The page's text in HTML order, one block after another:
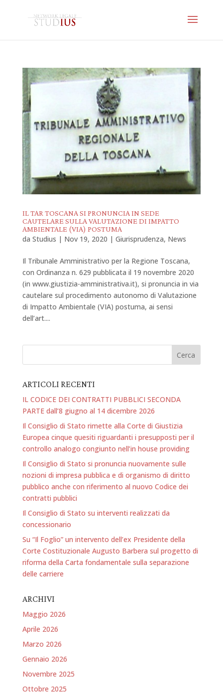
IL TAR TOSCANA SI PRONUNCIA IN SEDE
CAUTELARE SULLA VALUTAZIONE DI IMPATTO
AMBIENTALE (VIA) POSTUMA
da Studius | Nov 19, 2020 | Giurisprudenza, News
Il Tribunale Amministrativo per la Regione Toscana,
con Ordinanza n. 629 pubblicata il 19 novembre 2020
(in www.giustizia-amministrativa.it), si pronuncia in via
cautelare sul procedimento autonomo di Valutazione
di Impatto Ambientale (VIA) postuma, ai sensi
dell’art....
ARTICOLI RECENTI
IL CODICE DEI CONTRATTI PUBBLICI SECONDA
PARTE dall’8 giugno al 14 dicembre 2026
Il Consiglio di Stato rimette alla Corte di Giustizia
Europea cinque quesiti riguardanti i presupposti per il
controllo analogo congiunto nell’in house providing
Il Consiglio di Stato si pronuncia nuovamente sulle
nozioni di impresa pubblica e di organismo di diritto
pubblico anche con riferimento al nuovo Codice dei
contratti pubblici
Il Consiglio di Stato su interventi realizzati da
concessionario
Su “Il Foglio” un intervento dell’ex Presidente della
Corte Costituzionale Augusto Barbera sul progetto di
riforma della Carta fondamentale sulla separazione
delle carriere
ARCHIVI
Maggio 2026
Aprile 2026
Marzo 2026
Gennaio 2026
Novembre 2025
Ottobre 2025